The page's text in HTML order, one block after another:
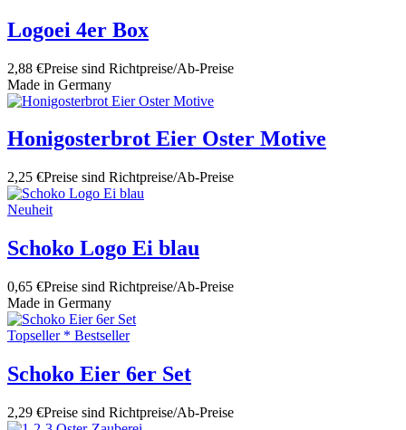
Logoei 4er Box
2,88 €Preise sind Richtpreise/Ab-Preise
Made in Germany
Honigosterbrot Eier Oster Motive
2,25 €Preise sind Richtpreise/Ab-Preise
Neuheit
Schoko Logo Ei blau
0,65 €Preise sind Richtpreise/Ab-Preise
Made in Germany
Topseller * Bestseller
Schoko Eier 6er Set
2,29 €Preise sind Richtpreise/Ab-Preise